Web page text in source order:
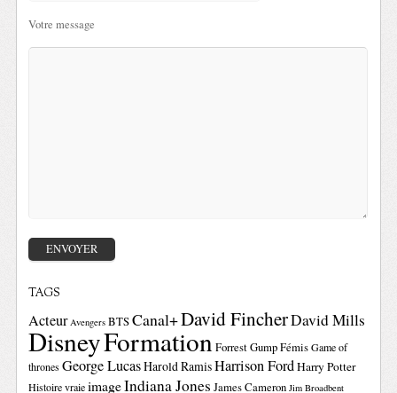
Votre message
TAGS
Acteur Avengers BTSCanal+David FincherDavid Mills
DisneyFormationForrest GumpFémis Game of
thrones George LucasHarold RamisHarrison FordHarry Potter
Histoire vraie imageIndiana Jones James Cameron Jim Broadbent